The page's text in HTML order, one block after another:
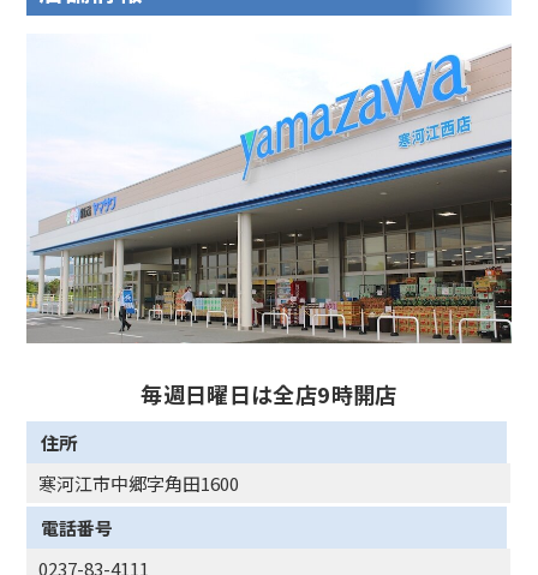
毎週日曜日は全店9時開店
住所
寒河江市中郷字角田1600
電話番号
0237-83-4111